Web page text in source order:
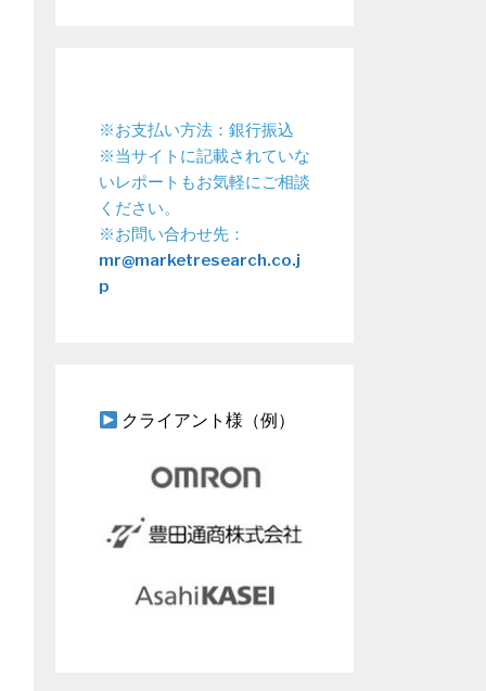
※お支払い方法：銀行振込
※当サイトに記載されていな
いレポートもお気軽にご相談
ください。
※お問い合わせ先：
mr@marketresearch.co.j
p
クライアント様（例）